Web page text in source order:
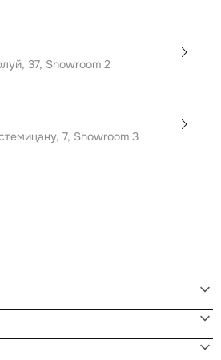
37, Showroom 2
7, Showroom 3